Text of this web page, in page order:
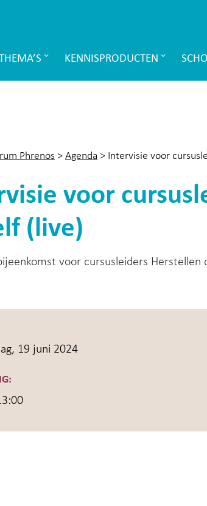
KENNISPRODUCTEN
Phrenos > Agenda > Intervisie voor
voor
(live)
voor cursusleiders
19 juni 2024